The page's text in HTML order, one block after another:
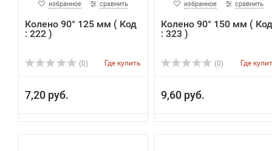
избранное сравнить
Колено 90° 125 мм ( Код
: 222 )
(0) Где купить
7,20 руб.
избранное сравнить
Колено 90° 150 мм ( Код
: 323 )
(0) Где
9,60 руб.